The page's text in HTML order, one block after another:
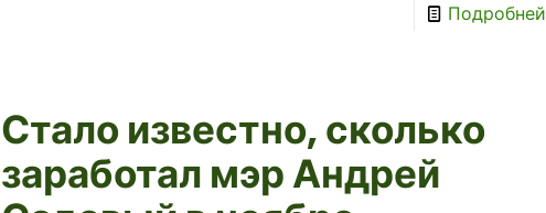
Подробней
Стало известно, сколько
заработал мэр Андрей